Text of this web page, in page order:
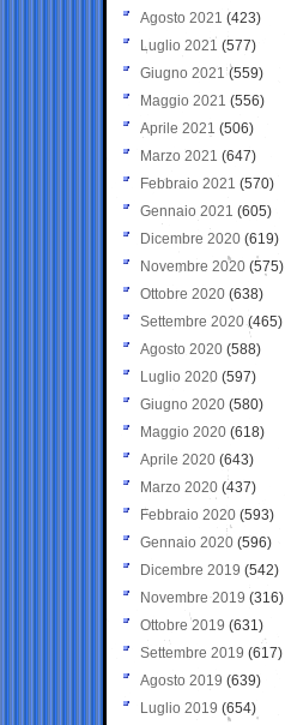
Agosto 2021 (423)
Luglio 2021 (577)
Giugno 2021(559)
Maggio 2021 (556)
Aprile 2021 (506)
Marzo 2021 (647)
Febbraio 2021 (570)
Gennaio 2021 (605)
Dicembre 2020 (619)
Novembre 2020 (575)
Ottobre 2020 (638)
Settembre 2020(465)
Agosto 2020 (588)
Luglio 2020 (597)
Giugno 2020 (580)
Maggio 2020 (618)
Aprile 2020 (643)
Marzo 2020 (437)
Febbraio 2020 (593)
Gennaio 2020 (596)
Dicembre 2019 (542)
Novembre 2019 (316)
Ottobre 2019 (631)
Settembre 2019 (617)
Agosto 2019 (639)
Luglio 2019 (654)